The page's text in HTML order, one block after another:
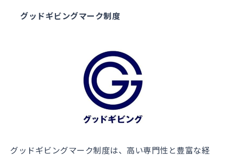
グッドギビングマーク制度
グッドギビングマーク制度は、高い専門性と豊富な経